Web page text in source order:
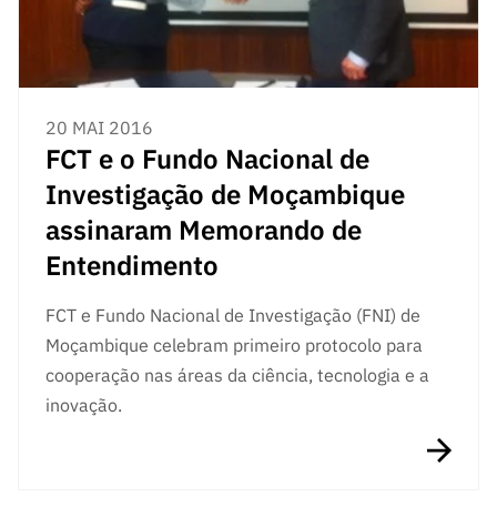
20 MAI 2016
FCT e o Fundo Nacional de
Investigação de Moçambique
assinaram Memorando de
Entendimento
FCT e Fundo Nacional de Investigação (FNI) de
Moçambique celebram primeiro protocolo para
cooperação nas áreas da ciência, tecnologia e a
inovação.